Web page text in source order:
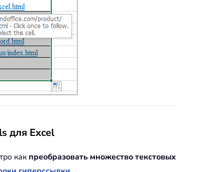
для Excel
какпреобразовать множество текстовых